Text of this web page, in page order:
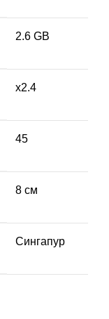
2.6 GB
х2.4
45
8 см
Сингапур